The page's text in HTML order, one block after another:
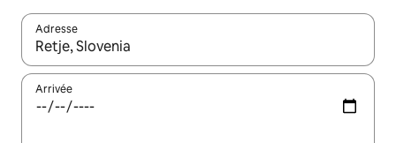
Adresse
Lorsque les résultats s'affichent, utilisez les flèches vers le
Arrivée